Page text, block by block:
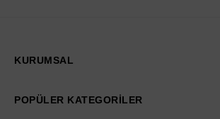
KURUMSAL
POPÜLER KATEGORİLER